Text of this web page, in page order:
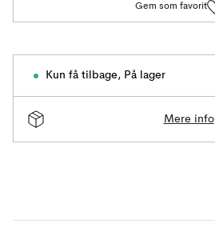
Gem som favorit
Kun få tilbage, På lager
Mere info